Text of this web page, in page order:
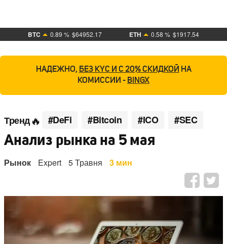
BTC 0.89 % $64952.17 ETH 0.58 % $1917.54
НАДЕЖНО, БЕЗ KYC И С 20% СКИДКОЙ НА
КОМИССИИ - BINGX
Тренд #DeFi #Bitcoin #ICO #SEC
Анализ рынка на 5 мая
Рынок Expert 5 Травня 3 мин